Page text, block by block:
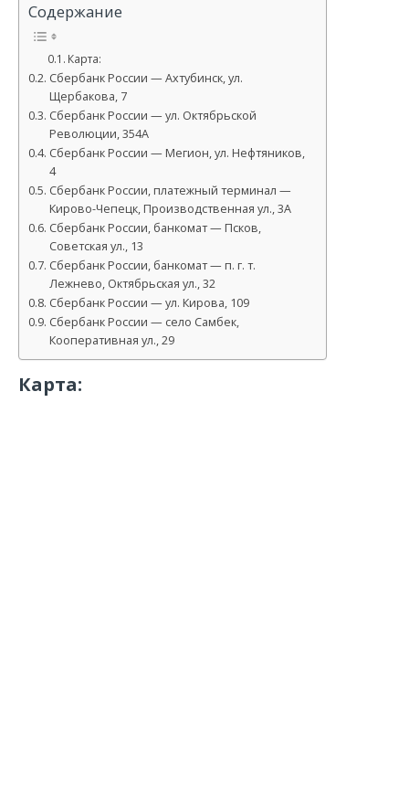
Содержание
Карта:
Сбербанк России — Ахтубинск, ул.
Щербакова, 7
Сбербанк России — ул. Октябрьской
Революции, 354А
Сбербанк России — Мегион, ул. Нефтяников,
4
Сбербанк России, платежный терминал —
Кирово-Чепецк, Производственная ул., 3А
Сбербанк России, банкомат — Псков,
Советская ул., 13
Сбербанк России, банкомат — п. г. т.
Лежнево, Октябрьская ул., 32
Сбербанк России — ул. Кирова, 109
Сбербанк России — село Самбек,
Кооперативная ул., 29
Карта: